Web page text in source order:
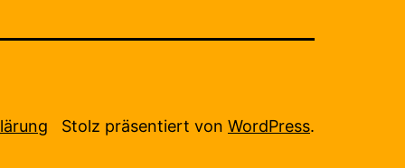
Stolz präsentiert von WordPress.